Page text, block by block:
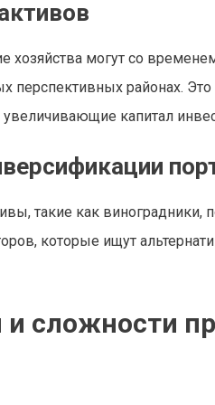
хозяйства могут со
перспективных районах.
капитал
такие как виноградники,
которые ищут
сложности